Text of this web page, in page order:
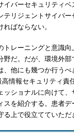
イバーセキュリティベ
テリジェントサイバー
ばならない。
レーニングと意識向
野だ。だが、環境外
、他にも幾つか行うべ
情報セキュリティ責
ッショナルに向けて、
スを紹介する。患者
上で役立てていただ